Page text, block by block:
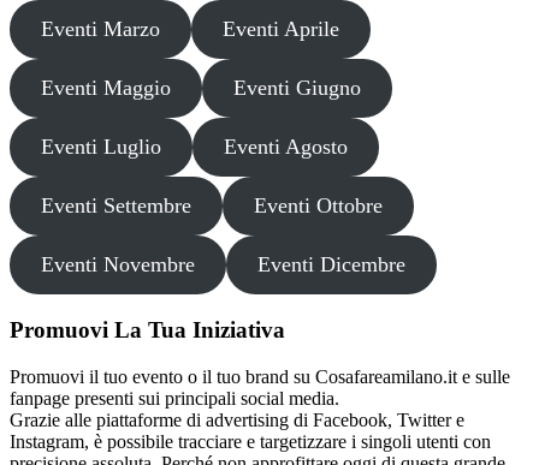
Eventi Marzo Eventi Aprile
Eventi Maggio Eventi Giugno
Eventi Luglio Eventi Agosto
Eventi Settembre Eventi Ottobre
Eventi Novembre Eventi Dicembre
Promuovi La Tua Iniziativa
Promuovi il tuo evento o il tuo brand su Cosafareamilano.it e sulle
fanpage presenti sui principali social media.
Grazie alle piattaforme di advertising di Facebook, Twitter e
Instagram, è possibile tracciare e targetizzare i singoli utenti con